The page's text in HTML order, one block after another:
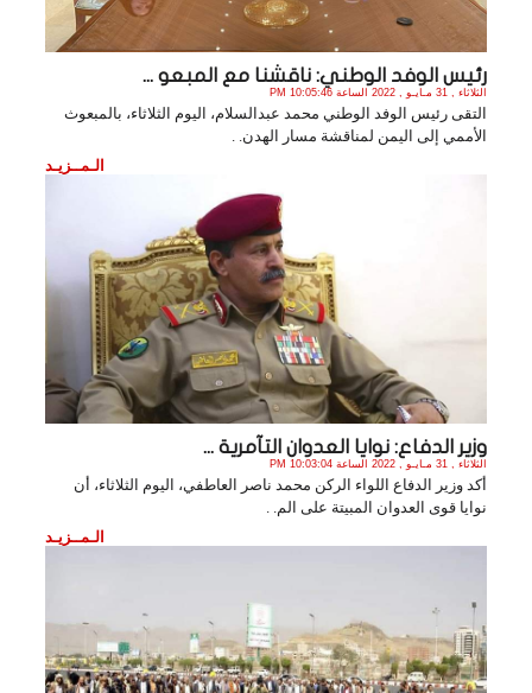
رئيس الوفد الوطني: ناقشنا مع المبعو ...
الثلاثاء , 31 مـايـو , 2022 الساعة 10:05:46 PM
التقى رئيس الوفد الوطني محمد عبدالسلام، اليوم الثلاثاء، بالمبعوث
الأممي إلى اليمن لمناقشة مسار الهدن. .
الـمــزيـد
وزير الدفاع: نوايا العدوان التآمرية ...
الثلاثاء , 31 مـايـو , 2022 الساعة 10:03:04 PM
أكد وزير الدفاع اللواء الركن محمد ناصر العاطفي، اليوم الثلاثاء، أن
نوايا قوى العدوان المبيتة على الم. .
الـمــزيـد